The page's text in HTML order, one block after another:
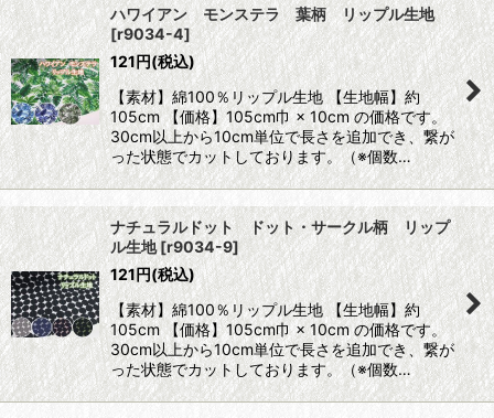
並び順:
絞り込む
ハワイアン モンステラ 葉柄 リップル生地
[r9034-4]
121円(税込)
【素材】綿100％リップル生地 【生地幅】約
105cm 【価格】105cm巾 × 10cm の価格です。
30cm以上から10cm単位で長さを追加でき、繋が
った状態でカットしております。（※個数…
ナチュラルドット ドット・サークル柄 リップ
ル生地[r9034-9]
121円(税込)
【素材】綿100％リップル生地 【生地幅】約
105cm 【価格】105cm巾 × 10cm の価格です。
30cm以上から10cm単位で長さを追加でき、繋が
った状態でカットしております。（※個数…